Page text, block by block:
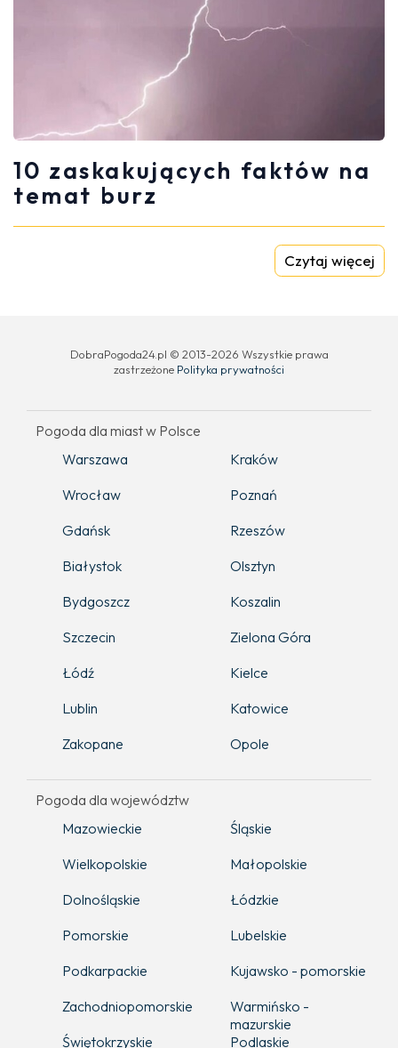
10 zaskakujących faktów na
temat burz
Czytaj więcej
DobraPogoda24.pl © 2013-2026 Wszystkie prawa
zastrzeżone Polityka prywatności
Pogoda dla miast w Polsce
Warszawa
Kraków
Wrocław
Poznań
Gdańsk
Rzeszów
Białystok
Olsztyn
Bydgoszcz
Koszalin
Szczecin
Zielona Góra
Łódź
Kielce
Lublin
Katowice
Zakopane
Opole
Pogoda dla województw
Mazowieckie
Śląskie
Wielkopolskie
Małopolskie
Dolnośląskie
Łódzkie
Pomorskie
Lubelskie
Podkarpackie
Kujawsko - pomorskie
Zachodniopomorskie
Warmińsko -
mazurskie
Świętokrzyskie
Podlaskie